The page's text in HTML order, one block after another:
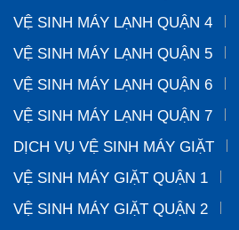
VỆ SINH MÁY LẠNH QUẬN 4
VỆ SINH MÁY LẠNH QUẬN 5
VỆ SINH MÁY LẠNH QUẬN 6
VỆ SINH MÁY LẠNH QUẬN 7
DỊCH VỤ VỆ SINH MÁY GIẶT
VỆ SINH MÁY GIẶT QUẬN 1
VỆ SINH MÁY GIẶT QUẬN 2